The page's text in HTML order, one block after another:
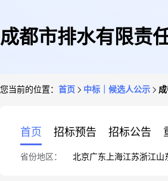
成都市排水有限责
您当前的位置： 首页 中标｜候选人公示
首页 招标预告 招标公告
省份地区： 北京广东 上海江苏浙江山